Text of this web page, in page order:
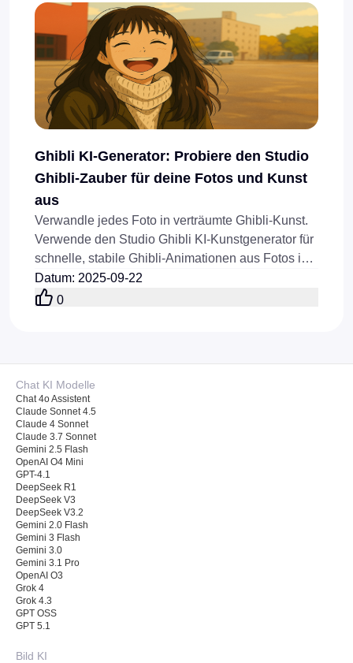
Ghibli KI-Generator: Probiere den Studio
Ghibli-Zauber für deine Fotos und Kunst
aus
Verwandle jedes Foto in verträumte Ghibli-Kunst.
Verwende den Studio Ghibli KI-Kunstgenerator für
schnelle, stabile Ghibli-Animationen aus Fotos in
nur wenigen Minuten.
Datum: 2025-09-22
0
Chat KI Modelle
Chat 4o Assistent
Claude Sonnet 4.5
Claude 4 Sonnet
Claude 3.7 Sonnet
Gemini 2.5 Flash
OpenAI O4 Mini
GPT-4.1
DeepSeek R1
DeepSeek V3
DeepSeek V3.2
Gemini 2.0 Flash
Gemini 3 Flash
Gemini 3.0
Gemini 3.1 Pro
OpenAI O3
Grok 4
Grok 4.3
GPT OSS
GPT 5.1
Bild KI